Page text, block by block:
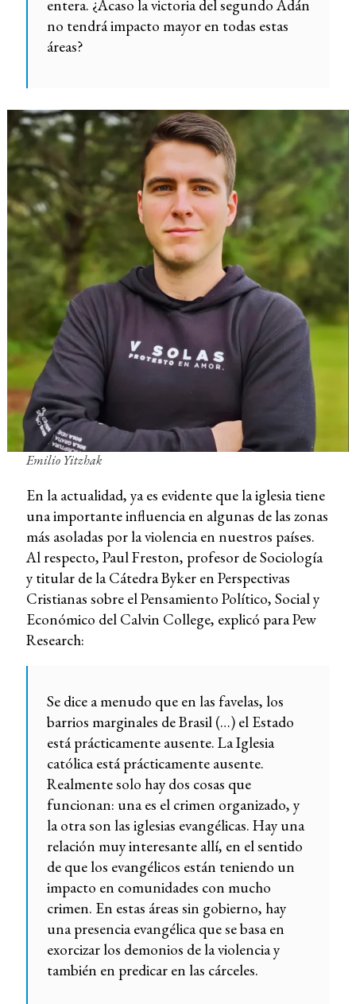
entera. ¿Acaso la victoria del segundo Adán
no tendrá impacto mayor en todas estas
áreas?
Emilio Yitzhak
En la actualidad, ya es evidente que la iglesia tiene
una importante influencia en algunas de las zonas
más asoladas por la violencia en nuestros países.
Al respecto, Paul Freston, profesor de Sociología
y titular de la Cátedra Byker en Perspectivas
Cristianas sobre el Pensamiento Político, Social y
Económico del Calvin College, explicó para Pew
Research:
Se dice a menudo que en las favelas, los
barrios marginales de Brasil (…) el Estado
está prácticamente ausente. La Iglesia
católica está prácticamente ausente.
Realmente solo hay dos cosas que
funcionan: una es el crimen organizado, y
la otra son las iglesias evangélicas. Hay una
relación muy interesante allí, en el sentido
de que los evangélicos están teniendo un
impacto en comunidades con mucho
crimen. En estas áreas sin gobierno, hay
una presencia evangélica que se basa en
exorcizar los demonios de la violencia y
también en predicar en las cárceles.